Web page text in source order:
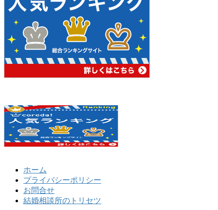
ホーム
プライバシーポリシー
お問合せ
結婚相談所のトリセツ